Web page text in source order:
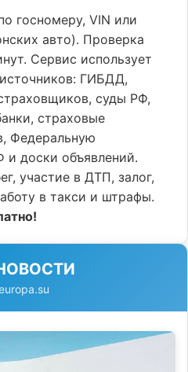
госномеру, VIN или
авто). Проверка
Сервис использует
ГИБДД,
суды РФ,
страховые
Федеральную
доски объявлений.
участие в ДТП, залог,
в такси и штрафы.